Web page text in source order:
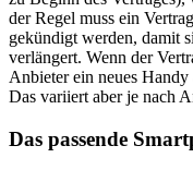
der Regel muss ein
gekündigt werden, damit
verlängert. Wenn der
Anbieter ein neues
Das variiert aber je nach
Das passende